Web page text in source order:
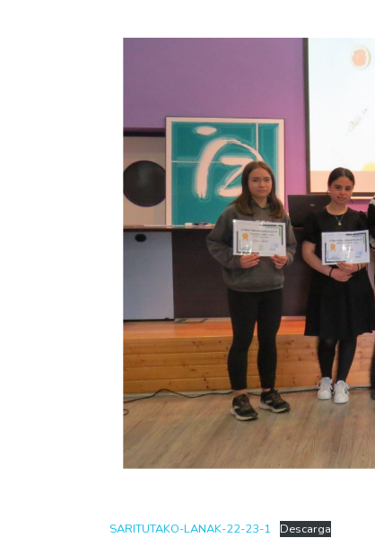
SARITUTAKO-LANAK-22-23-1 Descarga